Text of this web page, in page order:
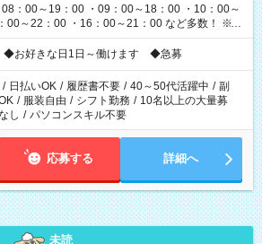
：00～19：00 ・09：00～18：00 ・10：00～
22：00 ・16：00～21：00 など多数！ ※お
時間が異なります
お好きな日1日～働けます ◆急募
/ 日払いOK / 履歴書不要 / 40～50代活躍中 / 副
/ 服装自由 / シフト勤務 / 10名以上の大量募
し / パソコンスキル不要
応募する 詳細へ
未読